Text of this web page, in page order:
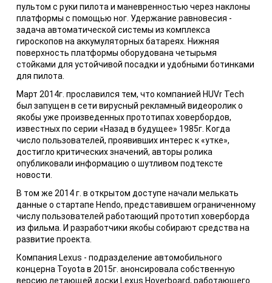
пультом с руки пилота и маневренностью через наклоны
платформы с помощью ног. Удержание равновесия -
задача автоматической системы из комплекса
гироскопов на аккумуляторных батареях. Нижняя
поверхность платформы оборудована четырьмя
стойками для устойчивой посадки и удобными ботинками
для пилота.
Март 2014г. прославился тем, что компанией HUVr Tech
был запущен в сети вирусный рекламный видеоролик о
якобы уже произведенных прототипах ховербордов,
известных по серии «Назад в будущее» 1985г. Когда
число пользователей, проявивших интерес к «утке»,
достигло критических значений, авторы ролика
опубликовали информацию о шутливом подтексте
новости.
В том же 2014 г. в открытом доступе начали мелькать
данные о стартапе Hendo, представившем ограниченному
числу пользователей работающий прототип ховерборда
из фильма. И разработчики якобы собирают средства на
развитие проекта.
Компания Lexus - подразделение автомобильного
концерна Toyota в 2015г. анонсировала собственную
версию летающей доски Lexus Hoverboard, работающего